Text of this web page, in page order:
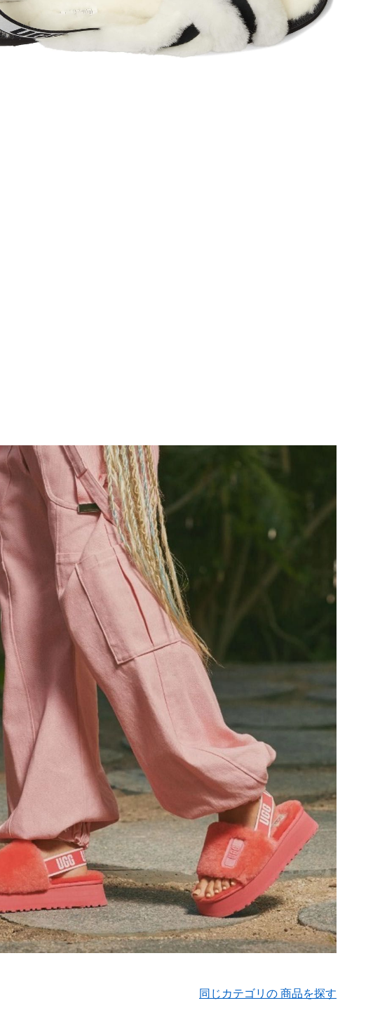
同じカテゴリの 商品を探す